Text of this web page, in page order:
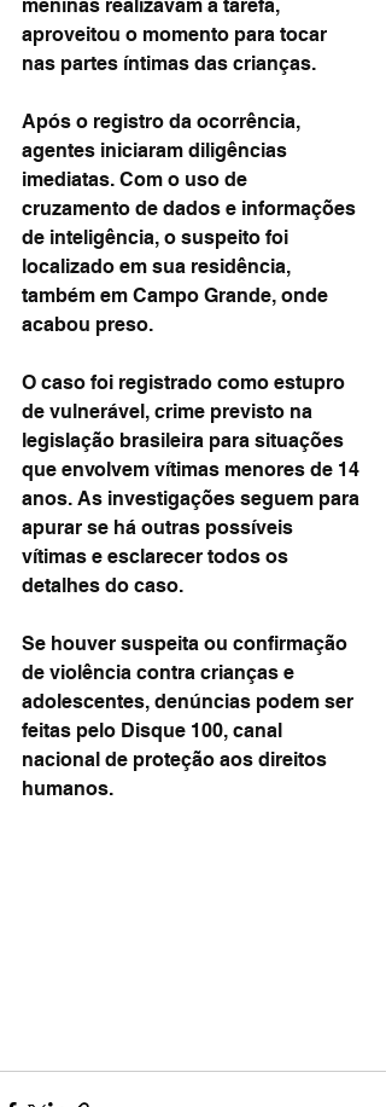
meninas realizavam a tarefa,
aproveitou o momento para tocar
nas partes íntimas das crianças.
Após o registro da ocorrência,
agentes iniciaram diligências
imediatas. Com o uso de
cruzamento de dados e informações
de inteligência, o suspeito foi
localizado em sua residência,
também em Campo Grande, onde
acabou preso.
O caso foi registrado como estupro
de vulnerável, crime previsto na
legislação brasileira para situações
que envolvem vítimas menores de 14
anos. As investigações seguem para
apurar se há outras possíveis
vítimas e esclarecer todos os
detalhes do caso.
Se houver suspeita ou confirmação
de violência contra crianças e
adolescentes, denúncias podem ser
feitas pelo Disque 100, canal
nacional de proteção aos direitos
humanos.